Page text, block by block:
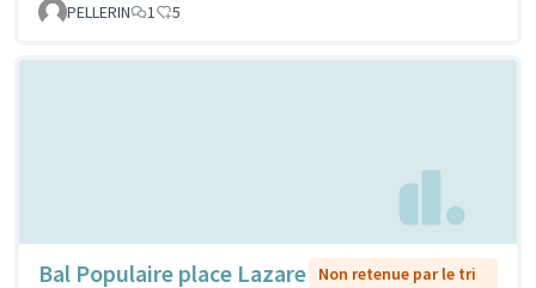
PELLERIN
1 5
Bal Populaire place Lazare
Non retenue par le tri